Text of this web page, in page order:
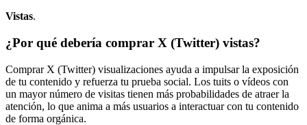
Vistas.
¿Por qué debería comprar X (Twitter) vistas?
Comprar X (Twitter) visualizaciones ayuda a impulsar la exposición
de tu contenido y refuerza tu prueba social. Los tuits o vídeos con
un mayor número de visitas tienen más probabilidades de atraer la
atención, lo que anima a más usuarios a interactuar con tu contenido
de forma orgánica.